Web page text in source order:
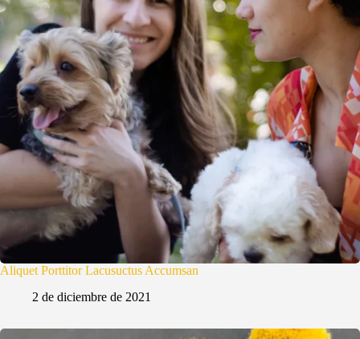
Aliquet Porttitor Lacusuctus Accumsan
2 de diciembre de 2021